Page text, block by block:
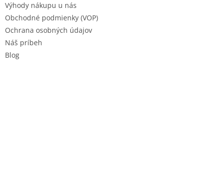
Výhody nákupu u nás
Obchodné podmienky (VOP)
Ochrana osobných údajov
Náš príbeh
Blog